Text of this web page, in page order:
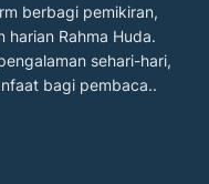
berbagi pemikiran,
Rahma Huda.
sehari-hari,
bagi pembaca..